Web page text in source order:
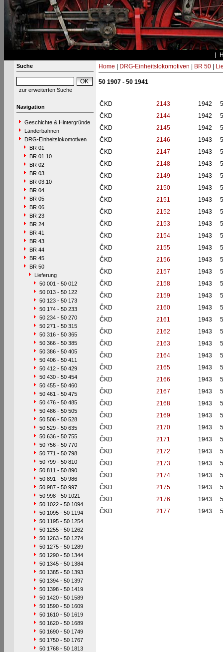
Suche
zur erweiterten Suche
Navigation
Geschichte & Hintergründe
Länderbahnen
DRG-Einheitslokomotiven
BR 01
BR 01.10
BR 02
BR 03
BR 03.10
BR 04
BR 05
BR 06
BR 23
BR 24
BR 41
BR 43
BR 44
BR 45
BR 50
Lieferung
50 001 - 50 012
50 013 - 50 122
50 123 - 50 173
50 174 - 50 233
50 234 - 50 270
50 271 - 50 315
50 316 - 50 365
50 366 - 50 385
50 386 - 50 405
50 406 - 50 411
50 412 - 50 429
50 430 - 50 454
50 455 - 50 460
50 461 - 50 475
50 476 - 50 485
50 486 - 50 505
50 506 - 50 528
50 529 - 50 635
50 636 - 50 755
50 756 - 50 770
50 771 - 50 798
50 799 - 50 810
50 811 - 50 890
50 891 - 50 986
50 987 - 50 997
50 998 - 50 1021
50 1022 - 50 1094
50 1095 - 50 1194
50 1195 - 50 1254
50 1255 - 50 1262
50 1263 - 50 1274
50 1275 - 50 1289
50 1290 - 50 1344
50 1345 - 50 1384
50 1385 - 50 1393
50 1394 - 50 1397
50 1398 - 50 1419
50 1420 - 50 1589
50 1590 - 50 1609
50 1610 - 50 1619
50 1620 - 50 1689
50 1690 - 50 1749
50 1750 - 50 1767
50 1768 - 50 1813
Home DRG-Einheitslokomotiven BR 50|
50 1907 - 50 1941
ČKD 2143 1942
ČKD
2144 1942
ČKD
2145 1942
ČKD
2146 1943
ČKD
2147 1943
ČKD
2148 1943
ČKD
2149 1943
ČKD
2150 1943
ČKD
2151 1943
ČKD
2152 1943
ČKD
2153 1943
ČKD
2154 1943
ČKD
2155 1943
ČKD
2156 1943
ČKD
2157 1943
ČKD
2158 1943
ČKD
2159 1943
ČKD
2160 1943
ČKD
2161 1943
ČKD
2162 1943
ČKD
2163 1943
ČKD
2164 1943
ČKD
2165 1943
ČKD
2166 1943
ČKD
2167 1943
ČKD
2168 1943
ČKD
2169 1943
ČKD
2170 1943
ČKD
2171 1943
ČKD
2172 1943
ČKD
2173 1943
ČKD
2174 1943
ČKD
2175 1943
ČKD
2176 1943
ČKD
2177 1943